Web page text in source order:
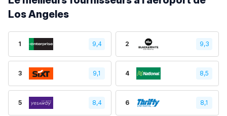
Los Angeles
1 9,4 2 9,3
3 9,1 4 8,5
5 8,4 6 8,1